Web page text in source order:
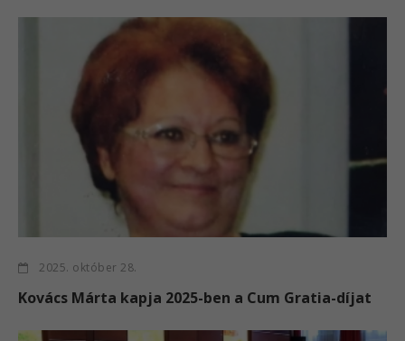
2025. október 28.
Kovács Márta kapja 2025-ben a Cum Gratia-díjat